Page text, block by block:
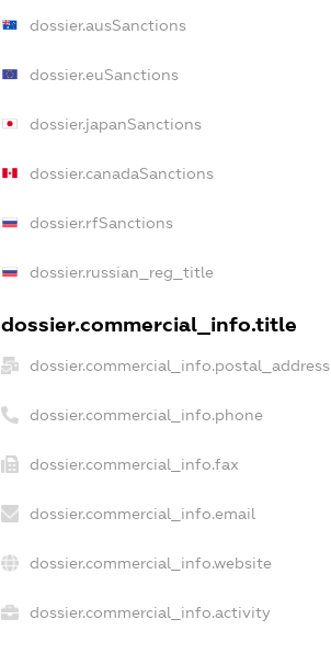
dossier.ausSanctions
dossier.euSanctions
dossier.japanSanctions
dossier.canadaSanctions
dossier.rfSanctions
dossier.russian_reg_title
dossier.commercial_info.title
dossier.commercial_info.postal_address
dossier.commercial_info.phone
dossier.commercial_info.fax
dossier.commercial_info.email
dossier.commercial_info.website
dossier.commercial_info.activity